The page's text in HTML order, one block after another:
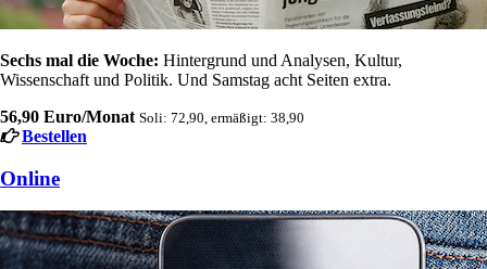
Sechs mal die Woche: Hintergrund und Analysen, Kultur,
Wissenschaft und Politik. Und Samstag acht Seiten extra.
56,90 Euro/Monat Soli: 72,90, ermäßigt: 38,90
Bestellen
Online